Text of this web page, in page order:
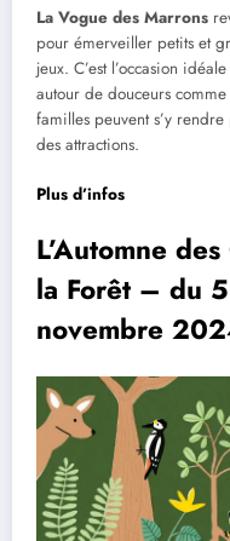
La Vogue des Marrons
pour émerveiller petits et
jeux. C’est l’occasion
autour de douceurs
familles peuvent s’y
des attractions.
Plus d’infos
L’Automne
la Forêt – du
novembre